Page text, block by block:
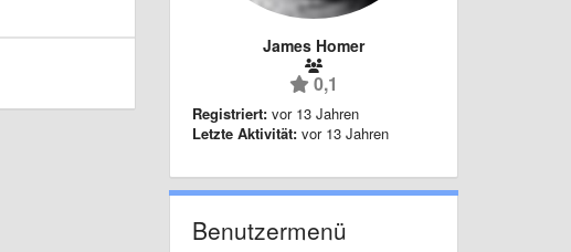
James Homer
0,1
Registriert: vor 13 Jahren
Letzte Aktivität: vor 13 Jahren
Benutzermenü